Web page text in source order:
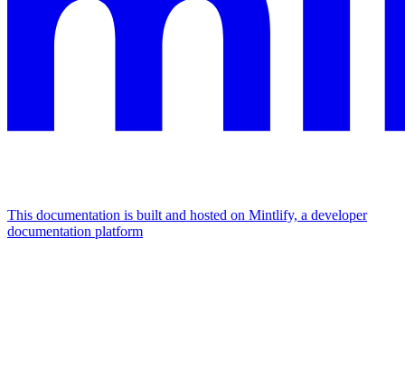
This documentation is built and hosted on Mintlify, a developer
documentation platform